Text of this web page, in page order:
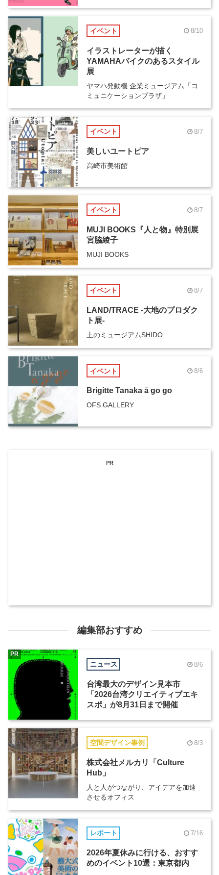
イベント 8/10
イラストレーターが描く
YAMAHAバイクのあるスタイル
展
ヤマハ発動機 企業ミュージアム「コ
ミュニケーションプラザ」
イベント 8/7
美しいユートピア
高崎市美術館
イベント 8/7
MUJI BOOKS『人と物』特別展
宮脇綾子
MUJI BOOKS
イベント 8/7
LAND/TRACE -大地のプロダク
ト展-
土のミュージアムSHIDO
イベント 8/6
Brigitte Tanaka ā go go
OFS GALLERY
PR
編集部おすすめ
ニュース 8/6
台湾最大のデザイン見本市
「2026台湾クリエイティブエキ
スポ」が8月31日まで開催
PR
空間デザイン事例 8/3
株式会社メルカリ「Culture
Hub」
人と人がつながり、アイデアを加速
させるオフィス
レポート 7/16
2026年夏休みに行ける、おすす
めのイベント10選：東京都内